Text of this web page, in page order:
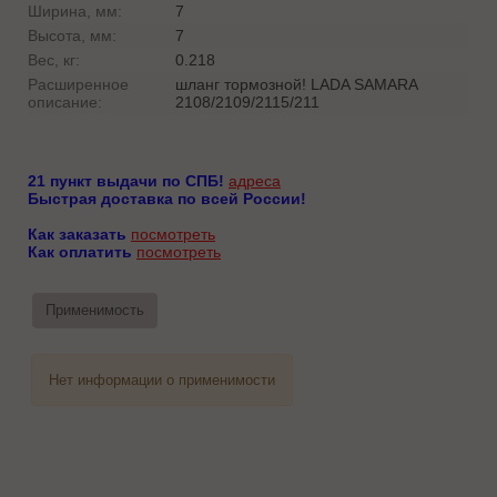
Ширина, мм:
7
Высота, мм:
7
Вес, кг:
0.218
Расширенное
описание:
шланг тормозной! LADA SAMARA
2108/2109/2115/211
21 пункт выдачи по СПБ! адреса
Быстрая доставка по всей России!
Как заказать посмотреть
Как оплатить посмотреть
Применимость
Нет информации о применимости